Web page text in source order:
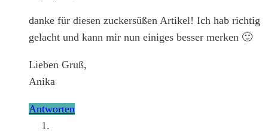
danke für diesen zuckersüßen Artikel! Ich hab richtig
gelacht und kann mir nun einiges besser merken 🙂
Lieben Gruß,
Anika
Antworten